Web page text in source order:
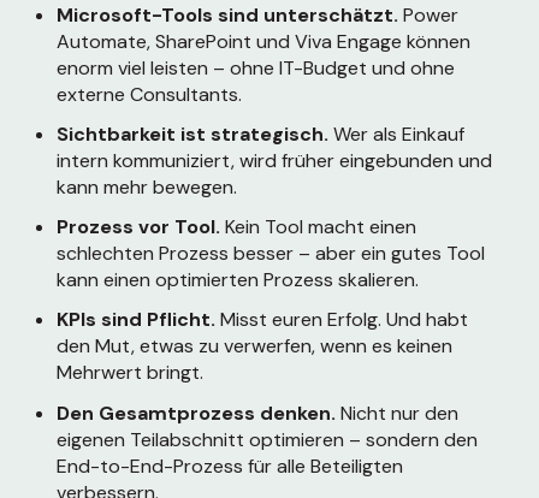
Microsoft-Tools sind unterschätzt. Power
Automate, SharePoint und Viva Engage können
enorm viel leisten – ohne IT-Budget und ohne
externe Consultants.
Sichtbarkeit ist strategisch. Wer als Einkauf
intern kommuniziert, wird früher eingebunden und
kann mehr bewegen.
Prozess vor Tool. Kein Tool macht einen
schlechten Prozess besser – aber ein gutes Tool
kann einen optimierten Prozess skalieren.
KPIs sind Pflicht. Misst euren Erfolg. Und habt
den Mut, etwas zu verwerfen, wenn es keinen
Mehrwert bringt.
Den Gesamtprozess denken. Nicht nur den
eigenen Teilabschnitt optimieren – sondern den
End-to-End-Prozess für alle Beteiligten
verbessern.